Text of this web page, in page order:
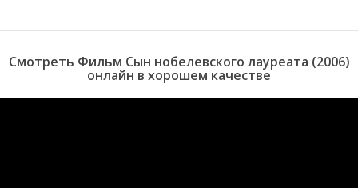
Смотреть Фильм Сын нобелевского лауреата (2006)
онлайн в хорошем качестве